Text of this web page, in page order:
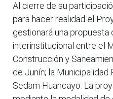
Al cierre de su
para hacer realidad el
gestionará una propuesta
interinstitucional entre el
Construcción y
de Junín; la
Sedam Huancayo. La